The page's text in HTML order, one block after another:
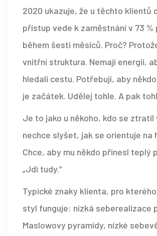
2020 ukazuje, že u těchto klientů
přístup vede k zaměstnání v 73 %
během šesti měsíců. Proč?
vnitřní struktura. Nemají energii,
hledali cestu. Potřebují, aby
je začátek. Udělej tohle. A pak
Je to jako u někoho, kdo se ztratil
nechce slyšet, jak se orientuje na
Chce, aby mu někdo přinesl teplý
„Jdi tudy.“
Typické znaky klienta, pro
styl funguje: nízká seberealizace
Maslowovy pyramidy, nízké